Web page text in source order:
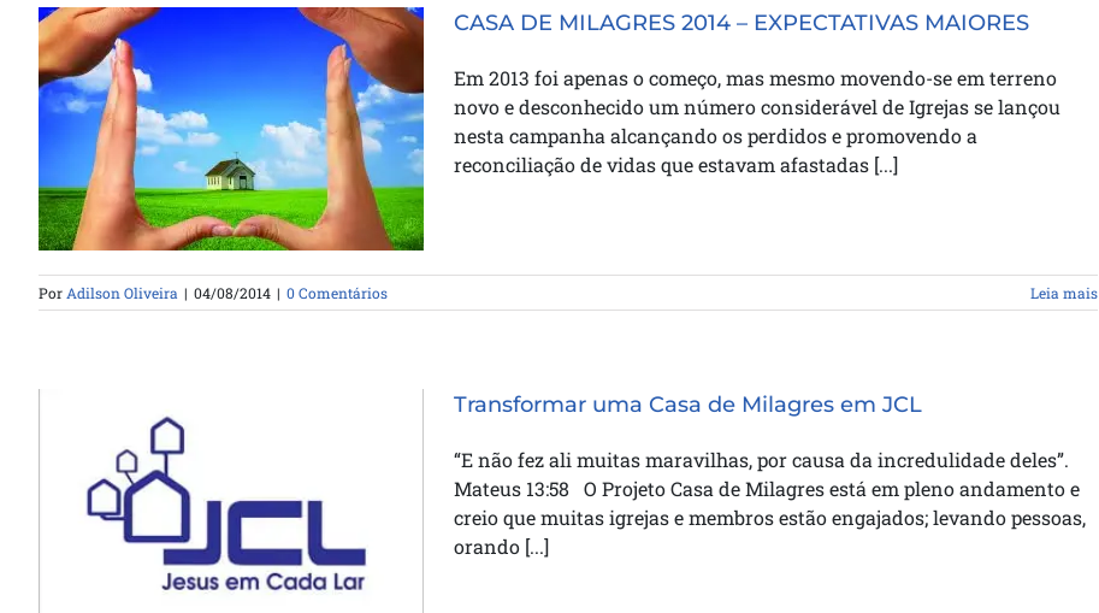
CASA DE MILAGRES 2014 –
EXPECTATIVAS MAIORES
CASA DE MILAGRES 2014 – EXPECTATIVAS MAIORES
Em 2013 foi apenas o começo, mas mesmo movendo-se em terreno
novo e desconhecido um número considerável de Igrejas se lançou
nesta campanha alcançando os perdidos e promovendo a
reconciliação de vidas que estavam afastadas [...]
Por Adilson Oliveira | 04/08/2014 | 0 Comentários Leia mais
Transformar uma Casa de
Milagres em JCL
Transformar uma Casa de Milagres em JCL
“E não fez ali muitas maravilhas, por causa da incredulidade deles”.
Mateus 13:58 O Projeto Casa de Milagres está em pleno andamento e
creio que muitas igrejas e membros estão engajados; levando pessoas,
orando [...]